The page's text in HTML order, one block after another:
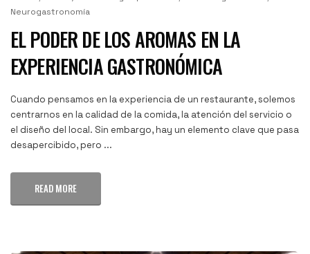
Neurogastronomía
EL PODER DE LOS AROMAS EN LA
EXPERIENCIA GASTRONÓMICA
Cuando pensamos en la experiencia de un restaurante, solemos
centrarnos en la calidad de la comida, la atención del servicio o
el diseño del local. Sin embargo, hay un elemento clave que pasa
desapercibido, pero ...
READ MORE